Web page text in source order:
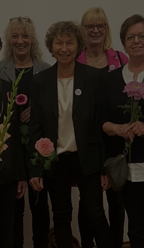
Ihrer vorgenommen Einstellungen, falls
Webseiten-Betreiber dies eingestellt
Details wie die eindeutige Besucher-ID
speichern.
_pk_ses\..*$
Matomo
Wird für statistische Zwecke
vorübergehende Daten des Besuchs
speichern.